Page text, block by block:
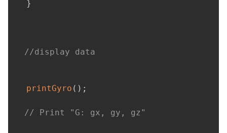
}
//display data
printGyro ( ) ;
// Print "G: gx, gy, gz"